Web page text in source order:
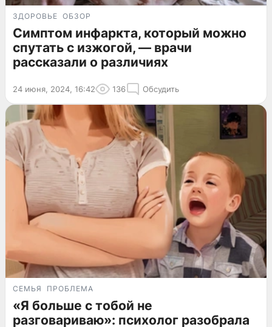
ЗДОРОВЬЕ ОБЗОР
Симптом инфаркта, который можно
спутать с изжогой, — врачи
рассказали о различиях
24 июня, 2024, 16:42 136 Обсудить
СЕМЬЯ ПРОБЛЕМА
«Я больше с тобой не
разговариваю»: психолог разобрала